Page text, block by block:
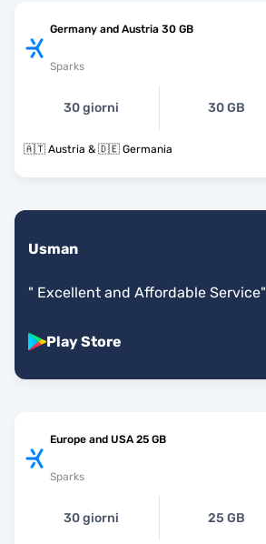
Germany and Austria 30 GB
Sparks
30 giorni 30 GB
🇦🇹 Austria & 🇩🇪 Germania
Usman
" Excellent and Affordable Service"
Play Store
Europe and USA 25 GB
Sparks
30 giorni 25 GB